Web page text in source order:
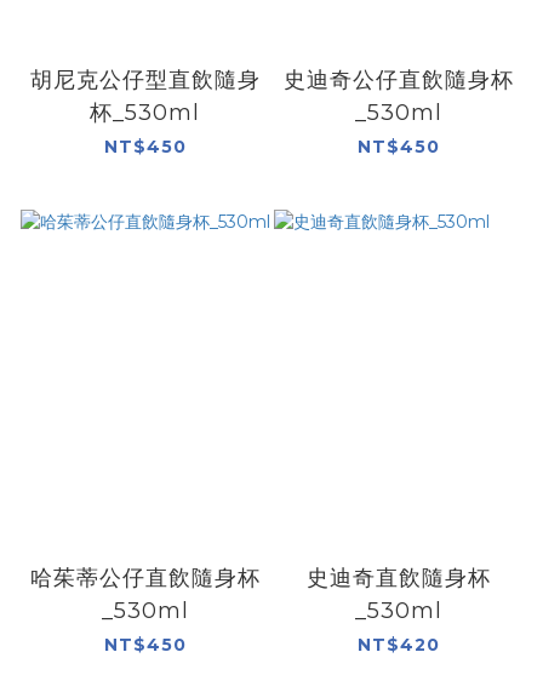
胡尼克公仔型直飲隨身
杯_530ml
NT$450
史迪奇公仔直飲隨身杯
_530ml
NT$450
哈茱蒂公仔直飲隨身杯
_530ml
NT$450
史迪奇直飲隨身杯
_530ml
NT$420